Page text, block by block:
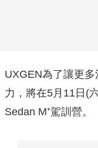
UXGEN為了讓更
力，將在5月11日(
Sedan M⁺駕訓營。